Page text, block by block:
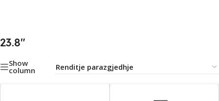
23.8"
Show
column